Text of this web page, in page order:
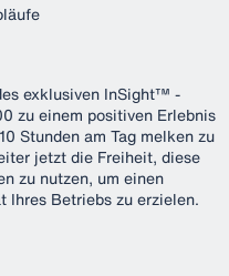
exklusiven InSight™ -
zu einem positiven Erlebnis
Stunden am Tag melken zu
jetzt die Freiheit, diese
zu nutzen, um einen
Ihres Betriebs zu erzielen.